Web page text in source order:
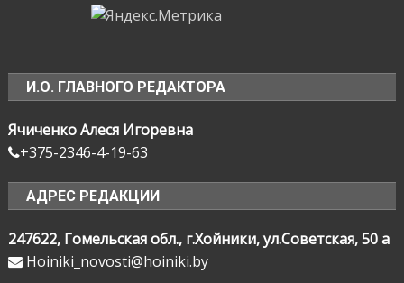
И.О. ГЛАВНОГО РЕДАКТОРА
Ячиченко Алеся Игоревна
+375-2346-4-19-63
АДРЕС РЕДАКЦИИ
247622, Гомельская обл., г.Хойники, ул.Советская, 50 а
Hoiniki_novosti@hoiniki.by